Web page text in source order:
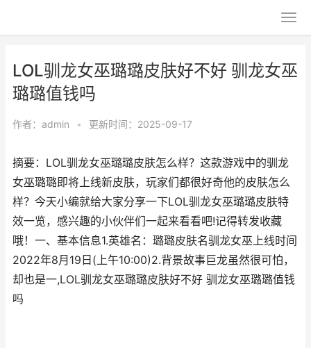
LOL驯龙女巫璐璐皮肤好不好 驯龙女巫
璐璐值钱吗
作者： admin • 更新时间：2025-09-17
摘要：LOL驯龙女巫璐璐皮肤怎么样？这款游戏中的驯龙
女巫璐璐即将上线新皮肤，玩家们都很好奇他的皮肤怎么
样？今天小编就给大家分享一下LOL驯龙女巫璐璐皮肤特
效一览，感兴趣的小伙伴们一起来看看吧!记得转发收藏
哦！一、基本信息1.英雄名：璐璐皮肤名驯龙女巫上线时间
2022年8月19日(上午10:00)2.背景故事巨龙虽然很可怕，
却也是一,LOL驯龙女巫璐璐皮肤好不好 驯龙女巫璐璐值钱
吗